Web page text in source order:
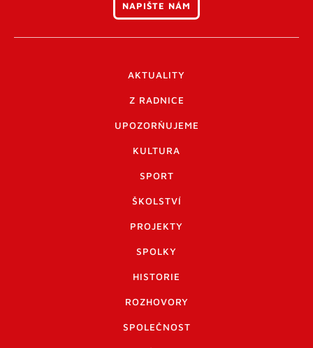
NAPIŠTE NÁM
AKTUALITY
Z RADNICE
UPOZORŇUJEME
KULTURA
SPORT
ŠKOLSTVÍ
PROJEKTY
SPOLKY
HISTORIE
ROZHOVORY
SPOLEČNOST